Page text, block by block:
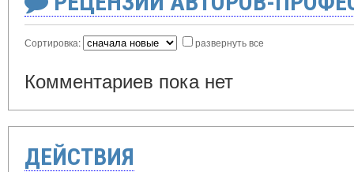
Сортировка: развернуть все
Комментариев пока нет
ДЕЙСТВИЯ